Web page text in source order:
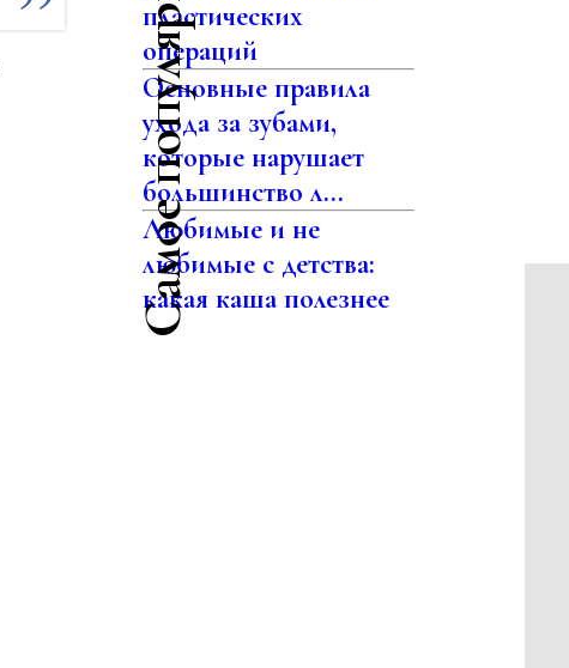
Самое популярное
пластических
операций
Основные правила
ухода за зубами,
которые нарушает
большинство л...
Любимые и не
любимые с детства:
какая каша полезнее